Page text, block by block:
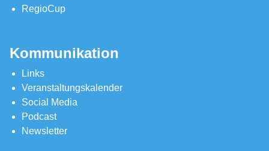
RegioCup
Kommunikation
Links
Veranstaltungskalender
Social Media
Podcast
Newsletter